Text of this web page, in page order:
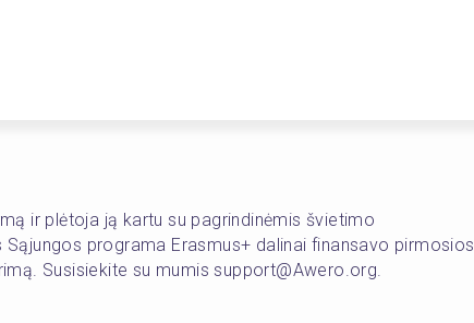
ir plėtoja ją kartu su pagrindinėmis švietimo
programa Erasmus+ dalinai finansavo pirmosios
Susisiekite su mumis support@Awero.org.